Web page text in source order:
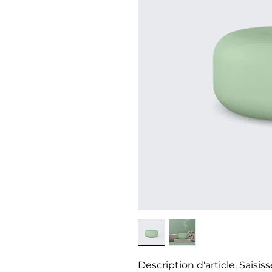
Description d'article.